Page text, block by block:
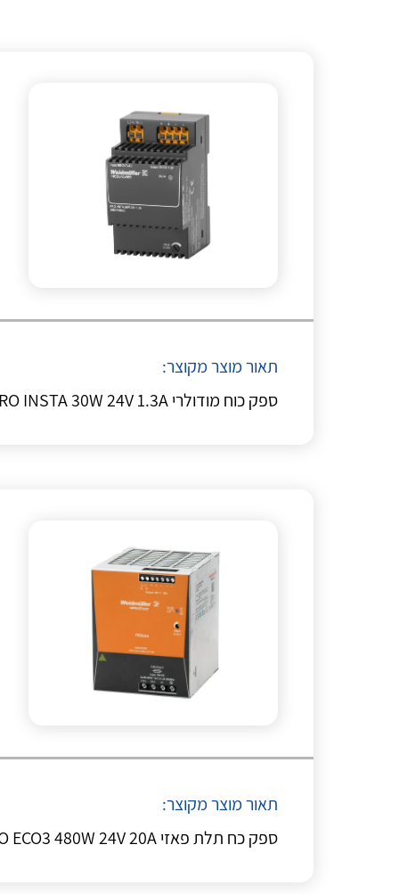
פתרונות לתחום הסולארי
תאור מוצר מקוצר:
ספק כוח מודולרי WE PRO INSTA 30W 24V 1.3A
תאור מוצר מקוצר:
ספק כח תלת פאזי WE PRO ECO3 480W 24V 20A